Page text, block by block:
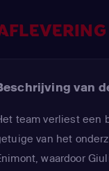
van
team verliest een
van het
waardoor